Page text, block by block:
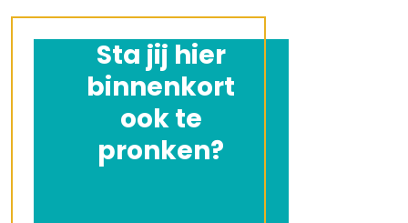
Sta jij hier
binnenkort
ook te
pronken?
Ik wil in
dit team!